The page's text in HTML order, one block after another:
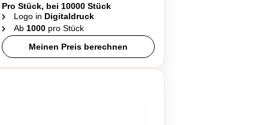
Pro Stück, bei 10000 Stück
Logo in Digitaldruck
Ab 1000pro Stück
Meinen Preis berechnen